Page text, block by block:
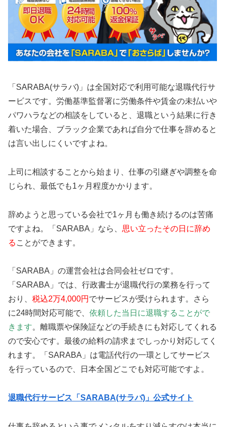
「SARABA(サラバ)」は全国対応で利用可能な退職代行サ
ービスです。労働基準監督署に労働条件や賃金の未払いや
パワハラなどの相談をしていると、退職という結果に行き
着いた場合、ブラック企業であれば自分で仕事を辞めると
は言い出しにくいですよね。
上司に相談することから始まり、仕事の引継ぎや調整を命
じられ、最低でも1ヶ月程度かかります。
辞めようと思っている会社で1ヶ月も働き続けるのは苦痛
ですよね。「SARABA」なら、 思い立ったその日に辞め
る ことができます。
「SARABA」の運営会社は合同会社ゼロです。
「SARABA」では、行政書士が退職代行の業務を行って
おり、 税込2万4,000円 でサービスが受けられます。さら
に24時間対応可能で、 依頼した当日に退職することがで
きます。離職票や保険証などの手続きにも対応してくれる
ので安心です。最後の給料の請求までしっかり対応してく
れます。「SARABA」は電話代行の一環としてサービス
を行っているので、日本全国どこでも対応可能ですよ。
退職代行サービス「SARABA(サラバ)」公式サイト